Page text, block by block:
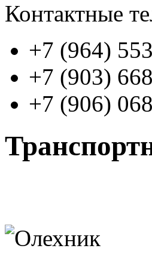
Контактные
+7 (964)
+7 (903)
+7 (906)